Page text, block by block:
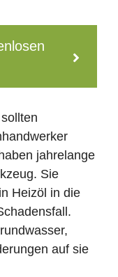
jahrelange
Sie
Heizöl in die
auf sie